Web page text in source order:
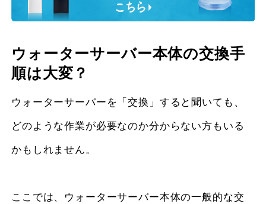
ウォーターサーバー本体の交換手
順は大変？
ウォーターサーバーを「交換」すると聞いても、
どのような作業が必要なのか分からない方もいる
かもしれません。
ここでは、ウォーターサーバー本体の一般的な交